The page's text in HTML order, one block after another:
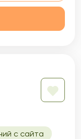
с сайта